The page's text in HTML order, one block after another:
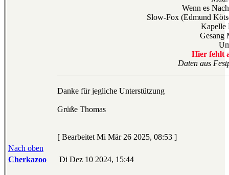
Wenn es
Slow-Fox (Edmund
Kapelle
Gesang
Hier fehlt
Daten aus
Danke für jegliche Unterstützung
Grüße Thomas
[ Bearbeitet Mi Mär 26 2025, 08:53 ]
Nach oben
Cherkazoo
Di Dez 10 2024, 15:44